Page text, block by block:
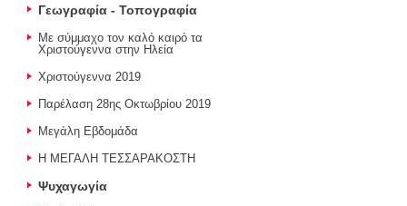
Γεωγραφία - Τοπογραφία
Με σύμμαχο τον καλό καιρό τα
Χριστούγεννα στην Ηλεία
Χριστούγεννα 2019
Παρέλαση 28ης Οκτωβρίου 2019
Μεγάλη Εβδομάδα
Η ΜΕΓΑΛΗ ΤΕΣΣΑΡΑΚΟΣΤΗ
Ψυχαγωγία